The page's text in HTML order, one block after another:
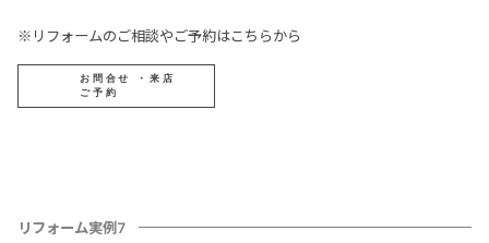
※リフォームのご相談やご予約はこちらから
お問合せ ・来店
ご予約
リフォーム実例7